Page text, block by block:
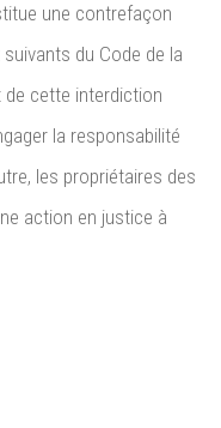
une contrefaçon
du Code de la
de cette interdiction
la responsabilité
les propriétaires des
action en justice à